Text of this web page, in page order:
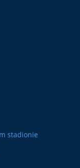
stadionie